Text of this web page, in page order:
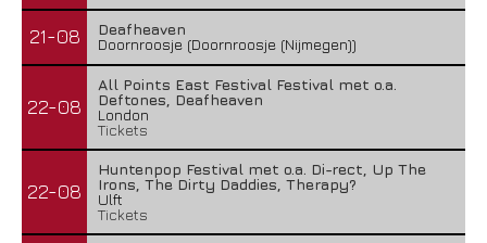
21-08
Deafheaven
Doornroosje (Doornroosje (Nijmegen))
22-08
All Points East Festival Festival met o.a.
Deftones, Deafheaven
London
Tickets
22-08
Huntenpop Festival met o.a. Di-rect, Up The
Irons, The Dirty Daddies, Therapy?
Ulft
Tickets